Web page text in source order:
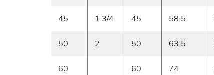
45 1 3/4 45 58.5
50 2 50 63.5
60 60 74